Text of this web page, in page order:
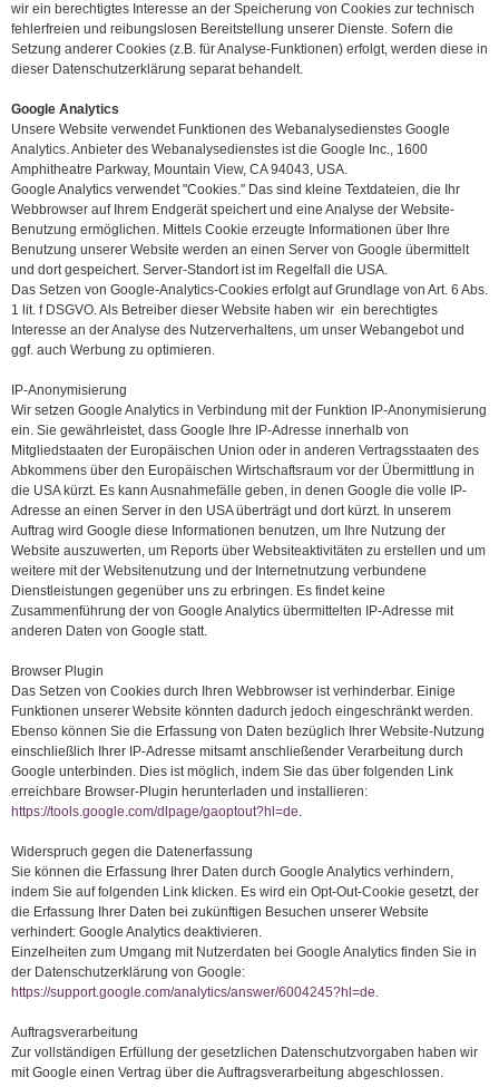
wir ein berechtigtes Interesse an der Speicherung von Cookies zur technisch
fehlerfreien und reibungslosen Bereitstellung unserer Dienste. Sofern die
Setzung anderer Cookies (z.B. für Analyse-Funktionen) erfolgt, werden diese in
dieser Datenschutzerklärung separat behandelt.
Google Analytics
Unsere Website verwendet Funktionen des Webanalysedienstes Google
Analytics. Anbieter des Webanalysedienstes ist die Google Inc., 1600
Amphitheatre Parkway, Mountain View, CA 94043, USA.
Google Analytics verwendet "Cookies." Das sind kleine Textdateien, die Ihr
Webbrowser auf Ihrem Endgerät speichert und eine Analyse der Website-
Benutzung ermöglichen. Mittels Cookie erzeugte Informationen über Ihre
Benutzung unserer Website werden an einen Server von Google übermittelt
und dort gespeichert. Server-Standort ist im Regelfall die USA.
Das Setzen von Google-Analytics-Cookies erfolgt auf Grundlage von Art. 6 Abs.
1 lit. f DSGVO. Als Betreiber dieser Website haben wir ein berechtigtes
Interesse an der Analyse des Nutzerverhaltens, um unser Webangebot und
ggf. auch Werbung zu optimieren.
IP-Anonymisierung
Wir setzen Google Analytics in Verbindung mit der Funktion IP-Anonymisierung
ein. Sie gewährleistet, dass Google Ihre IP-Adresse innerhalb von
Mitgliedstaaten der Europäischen Union oder in anderen Vertragsstaaten des
Abkommens über den Europäischen Wirtschaftsraum vor der Übermittlung in
die USA kürzt. Es kann Ausnahmefälle geben, in denen Google die volle IP-
Adresse an einen Server in den USA überträgt und dort kürzt. In unserem
Auftrag wird Google diese Informationen benutzen, um Ihre Nutzung der
Website auszuwerten, um Reports über Websiteaktivitäten zu erstellen und um
weitere mit der Websitenutzung und der Internetnutzung verbundene
Dienstleistungen gegenüber uns zu erbringen. Es findet keine
Zusammenführung der von Google Analytics übermittelten IP-Adresse mit
anderen Daten von Google statt.
Browser Plugin
Das Setzen von Cookies durch Ihren Webbrowser ist verhinderbar. Einige
Funktionen unserer Website könnten dadurch jedoch eingeschränkt werden.
Ebenso können Sie die Erfassung von Daten bezüglich Ihrer Website-Nutzung
einschließlich Ihrer IP-Adresse mitsamt anschließender Verarbeitung durch
Google unterbinden. Dies ist möglich, indem Sie das über folgenden Link
erreichbare Browser-Plugin herunterladen und installieren:
https://tools.google.com/dlpage/gaoptout?hl=de.
Widerspruch gegen die Datenerfassung
Sie können die Erfassung Ihrer Daten durch Google Analytics verhindern,
indem Sie auf folgenden Link klicken. Es wird ein Opt-Out-Cookie gesetzt, der
die Erfassung Ihrer Daten bei zukünftigen Besuchen unserer Website
verhindert: Google Analytics deaktivieren.
Einzelheiten zum Umgang mit Nutzerdaten bei Google Analytics finden Sie in
der Datenschutzerklärung von Google:
https://support.google.com/analytics/answer/6004245?hl=de.
Auftragsverarbeitung
Zur vollständigen Erfüllung der gesetzlichen Datenschutzvorgaben haben wir
mit Google einen Vertrag über die Auftragsverarbeitung abgeschlossen.